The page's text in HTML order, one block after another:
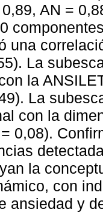
AN =
una
La
la
La
con la
0,08).
la
con
ansiedad y